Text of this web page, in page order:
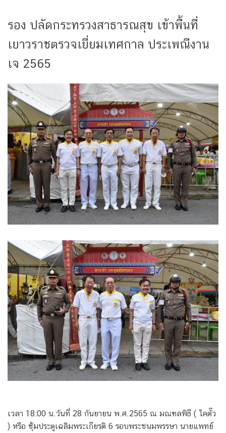
รอง ปลัดกระทรวงสาธารณสุข เข้าพื้นที่
เยาวราชตรวจเยี่ยมเทศกาล ประเพณีงาน
เจ 2565
เวลา 18:00 น.วันที่ 28 กันยายน พ.ศ.2565 ณ มณฑลพิธี ( ไคตั๊ว
) หรือ ซุ้มประตูเฉลิมพระเกียรติ 6 รอบพระชนมพรรษา นายแพทย์